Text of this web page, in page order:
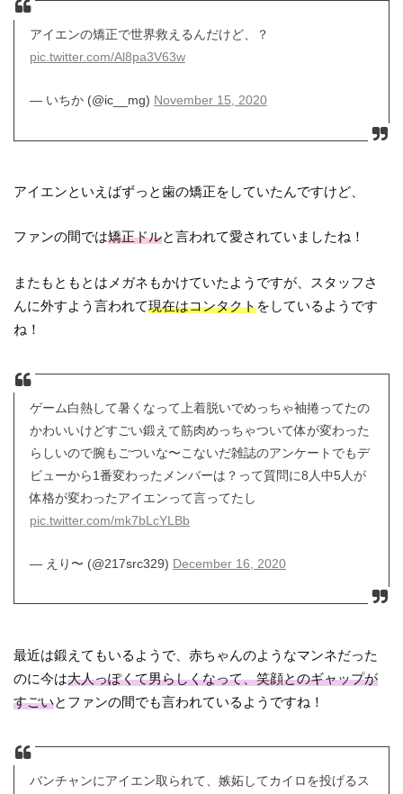
アイエンの矯正で世界救えるんだけど、？
pic.twitter.com/Al8pa3V63w
— いちか (@ic__mg) November 15, 2020
アイエンといえばずっと歯の矯正をしていたんですけど、
ファンの間では矯正ドルと言われて愛されていましたね！
またもともとはメガネもかけていたようですが、スタッフさ
んに外すよう言われて現在はコンタクトをしているようです
ね！
ゲーム白熱して暑くなって上着脱いでめっちゃ袖捲ってたの
かわいいけどすごい鍛えて筋肉めっちゃついて体が変わった
らしいので腕もごついな〜こないだ雑誌のアンケートでもデ
ビューから1番変わったメンバーは？って質問に8人中5人が
体格が変わったアイエンって言ってたし
pic.twitter.com/mk7bLcYLBb
— えり〜 (@217src329) December 16, 2020
最近は鍛えてもいるようで、赤ちゃんのようなマンネだった
のに今は大人っぽくて男らしくなって、笑顔とのギャップが
すごいとファンの間でも言われているようですね！
バンチャンにアイエン取られて、嫉妬してカイロを投げるス